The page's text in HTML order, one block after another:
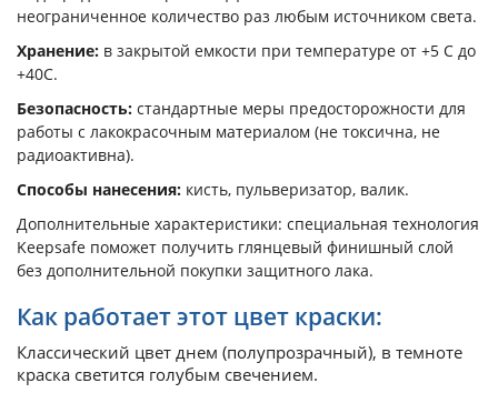
неограниченное количество раз любым источником света.
Хранение: в закрытой емкости при температуре от +5 С до
+40С.
Безопасность: стандартные меры предосторожности для
работы с лакокрасочным материалом (не токсична, не
радиоактивна).
Способы нанесения: кисть, пульверизатор, валик.
Дополнительные характеристики: специальная технология
Keepsafe поможет получить глянцевый финишный слой
без дополнительной покупки защитного лака.
Как работает этот цвет краски:
Классический цвет днем (полупрозрачный), в темноте
краска светится голубым свечением.